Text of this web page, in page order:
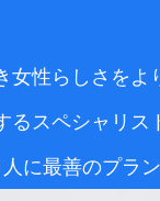
女性らしさをよ
るスペシャリス
に最善のプラ